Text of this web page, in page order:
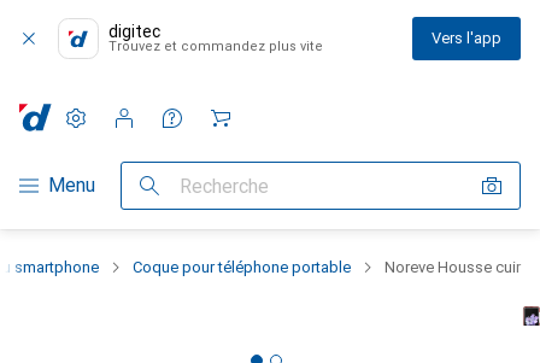
digitec
Trouvez et commandez plus vite Vers l'app
Navigation par catégorie
Menu Recherche
Paramètres
Compte client
Listes de comparaison
Listes d'envies
Panier
smartphone Coque pour téléphone portable Noreve Housse cuir